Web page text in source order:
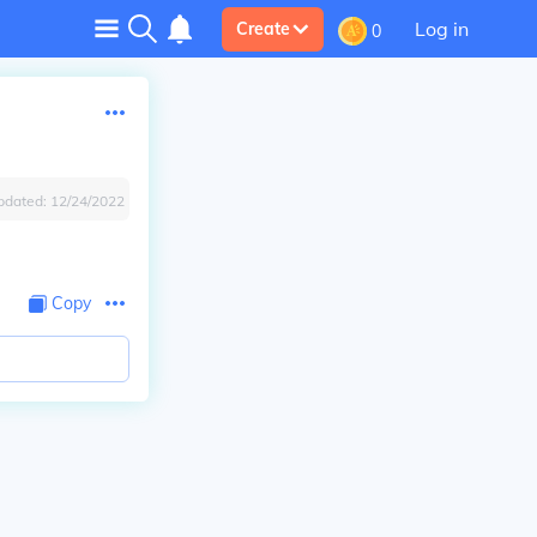
Create 0 Log in
12/24/2022
Copy